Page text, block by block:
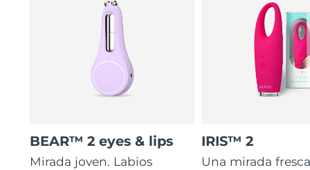
BEAR™ 2 eyes & lips
Mirada joven. Labios
IRIS™ 2
Una mirada